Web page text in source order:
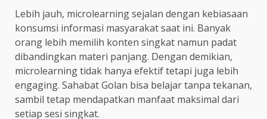
Lebih jauh, microlearning sejalan dengan kebiasaan
konsumsi informasi masyarakat saat ini. Banyak
orang lebih memilih konten singkat namun padat
dibandingkan materi panjang. Dengan demikian,
microlearning tidak hanya efektif tetapi juga lebih
engaging. Sahabat Golan bisa belajar tanpa tekanan,
sambil tetap mendapatkan manfaat maksimal dari
setiap sesi singkat.